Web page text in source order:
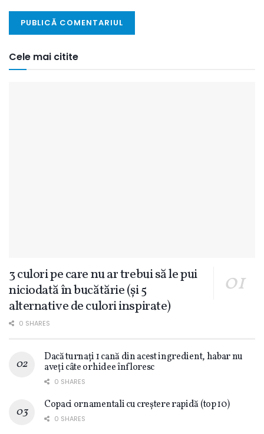
Cele mai citite
3 culori pe care nu ar trebui să le pui
niciodată în bucătărie (și 5
alternative de culori inspirate)
0 SHARES
Dacă turnați 1 cană din acest ingredient, habar nu
aveți câte orhidee înfloresc
0 SHARES
Copaci ornamentali cu creștere rapidă (top 10)
0 SHARES